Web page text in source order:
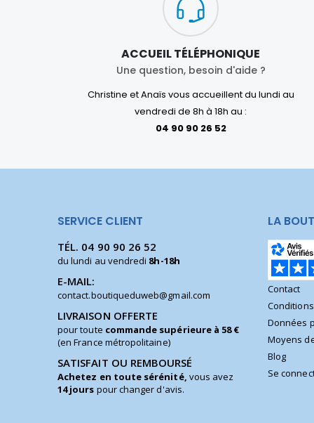
ACCUEIL TÉLÉPHONIQUE
Une question, besoin d'aide ?
Christine et Anaïs vous accueillent du lundi au
vendredi de 8h à 18h au :
04 90 90 26 52
SERVICE CLIENT
TÉL. 04 90 90 26 52
du lundi au vendredi 8h-18h
E-MAIL:
contact.boutiqueduweb@gmail.com
LIVRAISON OFFERTE
pour toute commande supérieure à 58 €
(en France métropolitaine)
SATISFAIT OU REMBOURSÉ
Achetez en toute sérénité, vous avez
14 jours pour changer d'avis.
LA
Contact
Données
Moyens
Blog
Se